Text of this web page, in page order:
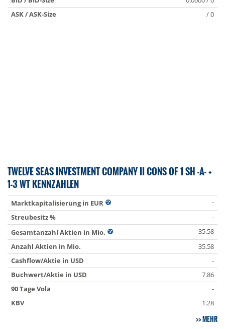
ASK / ASK-Size
/ 0
TWELVE SEAS INVESTMENT COMPANY II CONS OF 1 SH -A- +
1-3 WT KENNZAHLEN
Marktkapitalisierung in EUR
-
Streubesitz %
-
Gesamtanzahl Aktien in Mio.
35.58
Anzahl Aktien in Mio.
35.58
Cashflow/Aktie in USD
-
Buchwert/Aktie in USD
7.86
90 Tage Vola
-
KBV
1.28
MEHR